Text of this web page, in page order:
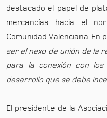
destacado el papel de
mercancías hacia el
Comunidad Valenciana. En
ser el nexo de unión de la
para la conexión con
desarrollo que se debe
El presidente de la